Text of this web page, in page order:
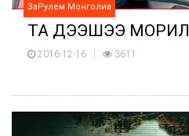
ЗаРулем Монголиа
ТА ДЭЭШЭЭ МОРИЛ
2016-12-16 3611